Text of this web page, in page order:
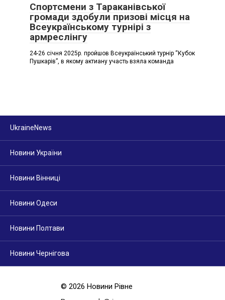
Спортсмени з Тараканівської
громади здобули призові місця на
Всеукраїнському турнірі з
армреслінгу
24-26 січня 2025р. пройшов Всеукраїнський турнір “Кубок
Пушкарів”, в якому актиану участь взяла команда
UkraineNews
Новини України
Новини Вінниці
Новини Одеси
Новини Полтави
Новини Чернігова
© 2026 Новини Рівне